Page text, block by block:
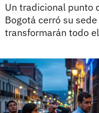
Un tradicional punto
Bogotá cerró su
transformarán todo